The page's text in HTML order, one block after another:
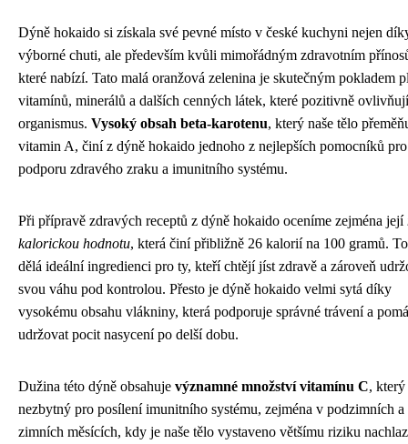
Dýně hokaido si získala své pevné místo v české kuchyni nejen
výborné chuti, ale především kvůli mimořádným zdravotním
které nabízí. Tato malá oranžová zelenina je skutečným pokladem
vitamínů, minerálů a dalších cenných látek, které pozitivně
organismus. Vysoký obsah beta-karotenu, který naše tělo
vitamin A, činí z dýně hokaido jednoho z nejlepších pomocníků pro
podporu zdravého zraku a imunitního systému.
Při přípravě zdravých receptů z dýně hokaido oceníme zejména její
kalorickou hodnotu, která činí přibližně 26 kalorií na 100 gramů.
dělá ideální ingredienci pro ty, kteří chtějí jíst zdravě a zároveň
svou váhu pod kontrolou. Přesto je dýně hokaido velmi sytá díky
vysokému obsahu vlákniny, která podporuje správné trávení a
udržovat pocit nasycení po delší dobu.
Dužina této dýně obsahuje významné množství vitamínu C, který
nezbytný pro posílení imunitního systému, zejména v podzimních a
zimních měsících, kdy je naše tělo vystaveno většímu riziku